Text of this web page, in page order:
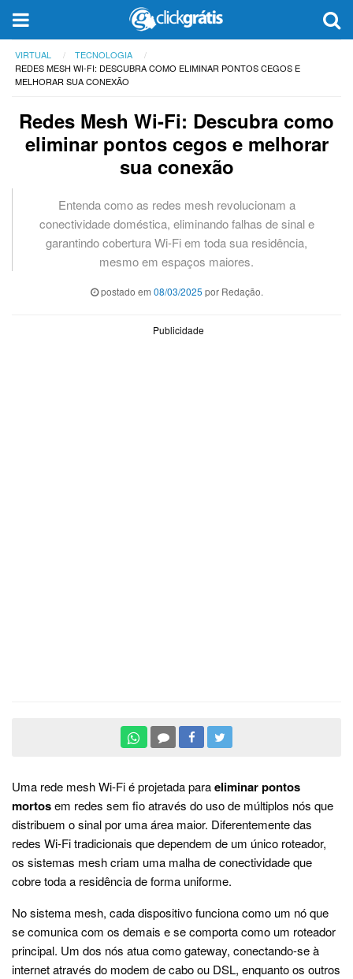
VIRTUAL
TECNOLOGIA
REDES MESH WI-FI: DESCUBRA COMO ELIMINAR PONTOS CEGOS E
MELHORAR SUA CONEXÃO
Redes Mesh Wi-Fi: Descubra como
eliminar pontos cegos e melhorar
sua conexão
Entenda como as redes mesh revolucionam a
conectividade doméstica, eliminando falhas de sinal e
garantindo cobertura Wi-Fi em toda sua residência,
mesmo em espaços maiores.
postado em 08/03/2025 por Redação.
Publicidade
Uma rede mesh Wi-Fi é projetada paraeliminar pontos
mortosem redes sem fio através do uso de múltiplos nós que
distribuem o sinal por uma área maior. Diferentemente das
redes Wi-Fi tradicionais que dependem de um único roteador,
os sistemas mesh criam uma malha de conectividade que
cobre toda a residência de forma uniforme.
No sistema mesh, cada dispositivo funciona como um nó que
se comunica com os demais e se comporta como um roteador
principal. Um dos nós atua como gateway, conectando-se à
internet através do modem de cabo ou DSL, enquanto os outros